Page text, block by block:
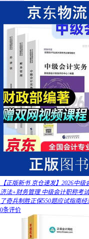
【正版新书 京仓速发】2026中
济法+财务管理 中级会计职称考
了奇兵制胜正保550题应试指南经
0条评价